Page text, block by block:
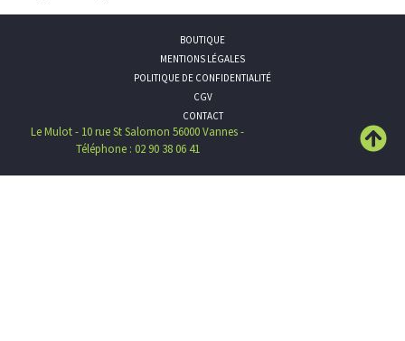
BOUTIQUE
MENTIONS LÉGALES
POLITIQUE DE CONFIDENTIALITÉ
CGV
CONTACT
Le Mulot - 10 rue St Salomon 56000 Vannes -
Téléphone : 02 90 38 06 41